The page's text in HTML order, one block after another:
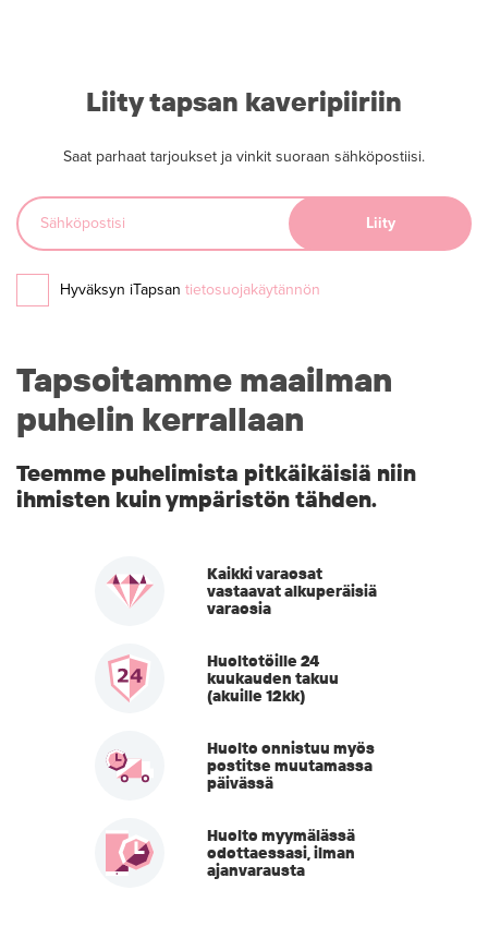
Liity tapsan kaveripiiriin
Saat parhaat tarjoukset ja vinkit suoraan sähköpostiisi.
Hyväksyn iTapsan tietosuojakäytännön
Tapsoitamme maailman
puhelin kerrallaan
Teemme puhelimista pitkäikäisiä niin
ihmisten kuin ympäristön tähden.
Kaikki varaosat
vastaavat alkuperäisiä
varaosia
Huoltotöille 24
kuukauden takuu
(akuille 12kk)
Huolto onnistuu myös
postitse muutamassa
päivässä
Huolto myymälässä
odottaessasi, ilman
ajanvarausta